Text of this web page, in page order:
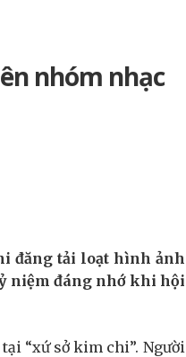
nhóm nhạc
đăng tải loạt hình ảnh
niệm đáng nhớ khi hội
“xứ sở kim chi”. Người